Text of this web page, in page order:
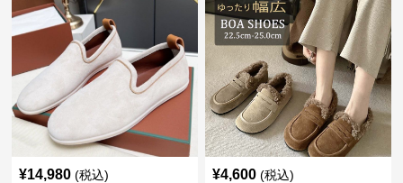
¥14,980 (税込) ¥4,600 (税込)